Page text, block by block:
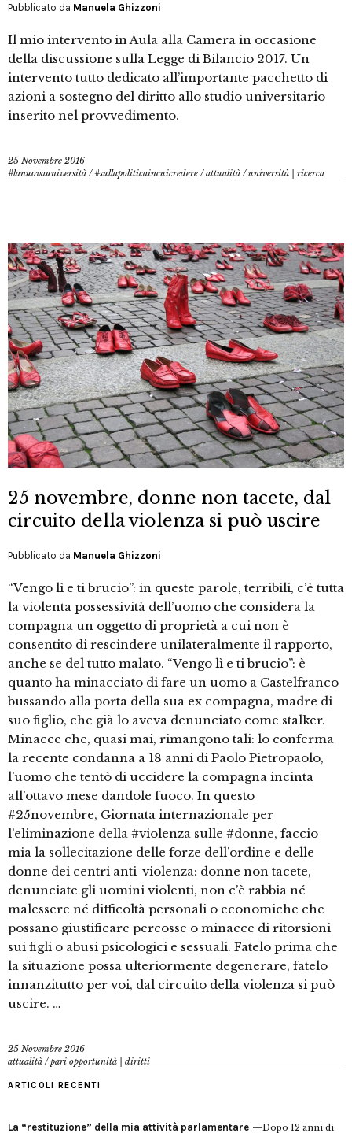
Pubblicato da Manuela Ghizzoni
Il mio intervento in Aula alla Camera in occasione
della discussione sulla Legge di Bilancio 2017. Un
intervento tutto dedicato all’importante pacchetto di
azioni a sostegno del diritto allo studio universitario
inserito nel provvedimento.
25 Novembre 2016
#lanuovauniversità /#sullapoliticaincuicredere /attualità /università | ricerca
25 novembre, donne non tacete, dal
circuito della violenza si può uscire
Pubblicato da Manuela Ghizzoni
“Vengo lì e ti brucio”: in queste parole, terribili, c’è tutta
la violenta possessività dell’uomo che considera la
compagna un oggetto di proprietà a cui non è
consentito di rescindere unilateralmente il rapporto,
anche se del tutto malato. “Vengo lì e ti brucio”: è
quanto ha minacciato di fare un uomo a Castelfranco
bussando alla porta della sua ex compagna, madre di
suo figlio, che già lo aveva denunciato come stalker.
Minacce che, quasi mai, rimangono tali: lo conferma
la recente condanna a 18 anni di Paolo Pietropaolo,
l’uomo che tentò di uccidere la compagna incinta
all’ottavo mese dandole fuoco. In questo
#25novembre, Giornata internazionale per
l’eliminazione della #violenza sulle #donne, faccio
mia la sollecitazione delle forze dell’ordine e delle
donne dei centri anti-violenza: donne non tacete,
denunciate gli uomini violenti, non c’è rabbia né
malessere né difficoltà personali o economiche che
possano giustificare percosse o minacce di ritorsioni
sui figli o abusi psicologici e sessuali. Fatelo prima che
la situazione possa ulteriormente degenerare, fatelo
innanzitutto per voi, dal circuito della violenza si può
uscire. …
25 Novembre 2016
attualità /pari opportunità | diritti
ARTICOLI RECENTI
La “restituzione” della mia attività parlamentare Dopo 12 anni di